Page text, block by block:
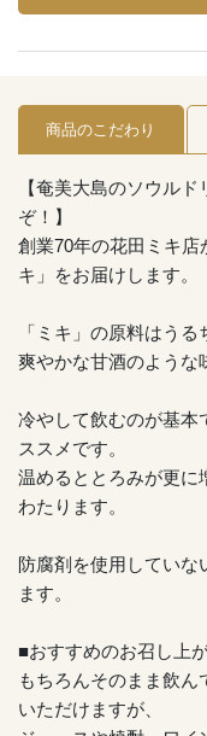
商品のこだわり
【奄美大島のソウル
ぞ！】
創業70年の花田ミキ店
キ」をお届けします。
「ミキ」の原料はう
爽やかな甘酒のような
冷やして飲むのが基本
ススメです。
温めるととろみが更に
わたります。
防腐剤を使用していな
ます。
■おすすめのお召し上
もちろんそのまま飲ん
いただけますが、